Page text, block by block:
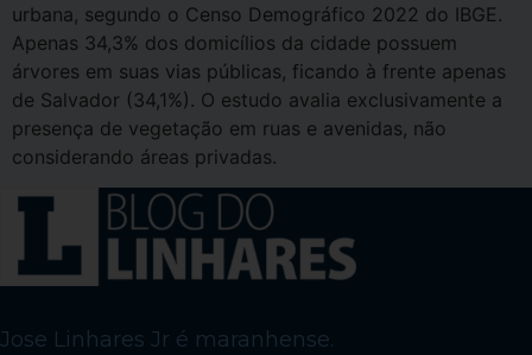
urbana, segundo o Censo Demográfico 2022 do IBGE.
Apenas 34,3% dos domicílios da cidade possuem
árvores em suas vias públicas, ficando à frente apenas
de Salvador (34,1%). O estudo avalia exclusivamente a
presença de vegetação em ruas e avenidas, não
considerando áreas privadas.
Jose Linhares Jr é maranhense.